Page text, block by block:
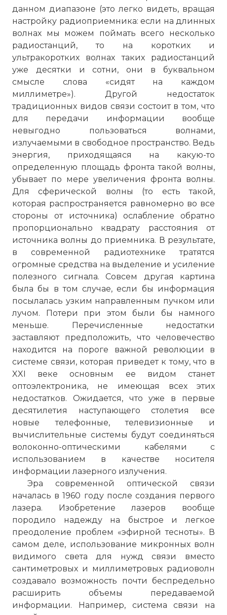
данном диапазоне (это легко видеть, вращая
настройку радиоприемника: если на длинных
волнах мы можем поймать всего несколько
радиостанций, то на коротких и
ультракоротких волнах таких радиостанций
уже десятки и сотни, они в буквальном
смысле слова «сидят на каждом
миллиметре»). Другой недостаток
традиционных видов связи состоит в том, что
для передачи информации вообще
невыгодно пользоваться волнами,
излучаемыми в свободное пространство. Ведь
энергия, приходящаяся на какую-то
определенную площадь фронта такой волны,
убывает по мере увеличения фронта волны.
Для сферической волны (то есть такой,
которая распространяется равномерно во все
стороны от источника) ослабление обратно
пропорционально квадрату расстояния от
источника волны до приемника. В результате,
в современной радиотехнике тратятся
огромные средства на выделение и усиление
полезного сигнала. Совсем другая картина
была бы в том случае, если бы информация
посылалась узким направленным пучком или
лучом. Потери при этом были бы намного
меньше. Перечисленные недостатки
заставляют предположить, что человечество
находится на пороге важной революции в
системе связи, которая приведет к тому, что в
XXI веке основным ее видом станет
оптоэлектроника, не имеющая всех этих
недостатков. Ожидается, что уже в первые
десятилетия наступающего столетия все
новые телефонные, телевизионные и
вычислительные системы будут соединяться
волоконно-оптическими кабелями с
использованием в качестве носителя
информации лазерного излучения.
Эра современной оптической связи
началась в 1960 году после создания первого
лазера. Изобретение лазеров вообще
породило надежду на быстрое и легкое
преодоление проблем «эфирной тесноты». В
самом деле, использование микронных волн
видимого света для нужд связи вместо
сантиметровых и миллиметровых радиоволн
создавало возможность почти беспредельно
расширить объемы передаваемой
информации. Например, система связи на